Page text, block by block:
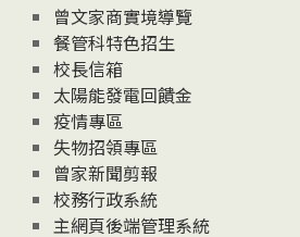
息
News
曾文家商實境導覽
餐管科特色招生
校長信箱
太陽能發電回饋金
疫情專區
失物招領專區
曾家新聞剪報
校務行政系統
主網頁後端管理系統